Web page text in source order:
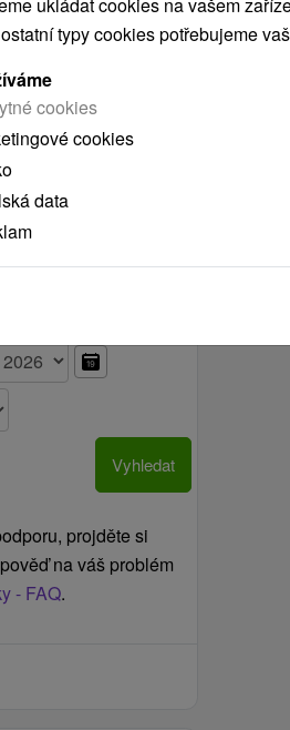
2,091.00 KčVybrat termín
Kč
Vybrat termín
Vyhledat
projděte si
na váš problém
- FAQ.
typy cookies potřebujeme
cookies
cookies
data